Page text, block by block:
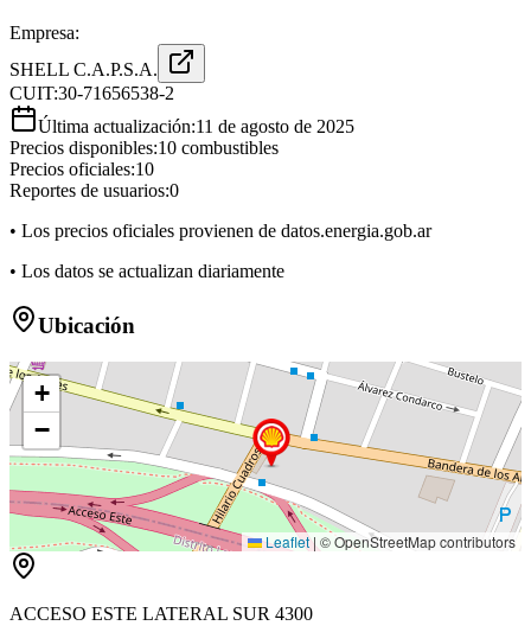
Empresa:
SHELL C.A.P.S.A.
CUIT:30-71656538-2
Última actualización:11 de agosto de 2025
Precios disponibles:10 combustibles
Precios oficiales:10
Reportes de usuarios:0
• Los precios oficiales provienen de datos.energia.gob.ar
• Los datos se actualizan diariamente
Ubicación
+
−
Leaflet|© OpenStreetMap contributors
ACCESO ESTE LATERAL SUR 4300